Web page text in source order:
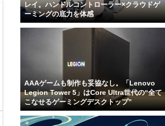
レイ。ハンドルコントローラー×クラウドゲ
ーミングの底力を体感
AAAゲームも制作も妥協なし。「Lenovo
Legion Tower 5」はCore Ultra世代の“全て
こなせるゲーミングデスクトップ”